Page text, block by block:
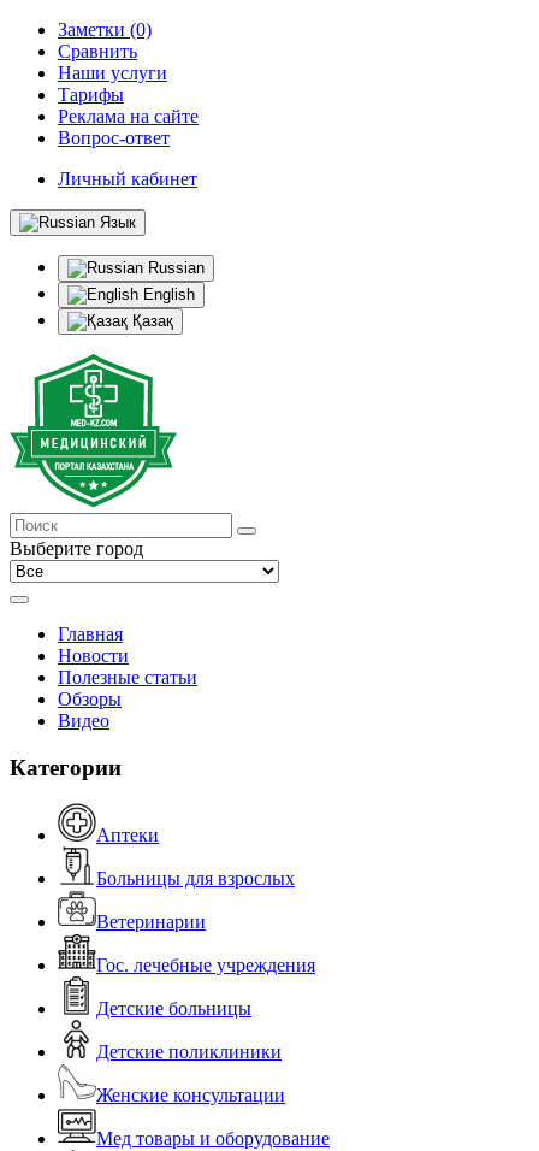
Заметки (0)
Сравнить
Наши услуги
Тарифы
Реклама на сайте
Вопрос-ответ
Личный кабинет
Язык
Russian
English
Қазақ
Выберите город
Главная
Новости
Полезные статьи
Обзоры
Видео
Категории
Аптеки
Больницы для взрослых
Ветеринарии
Гос. лечебные учреждения
Детские больницы
Детские поликлиники
Женские консультации
Мед товары и оборудование